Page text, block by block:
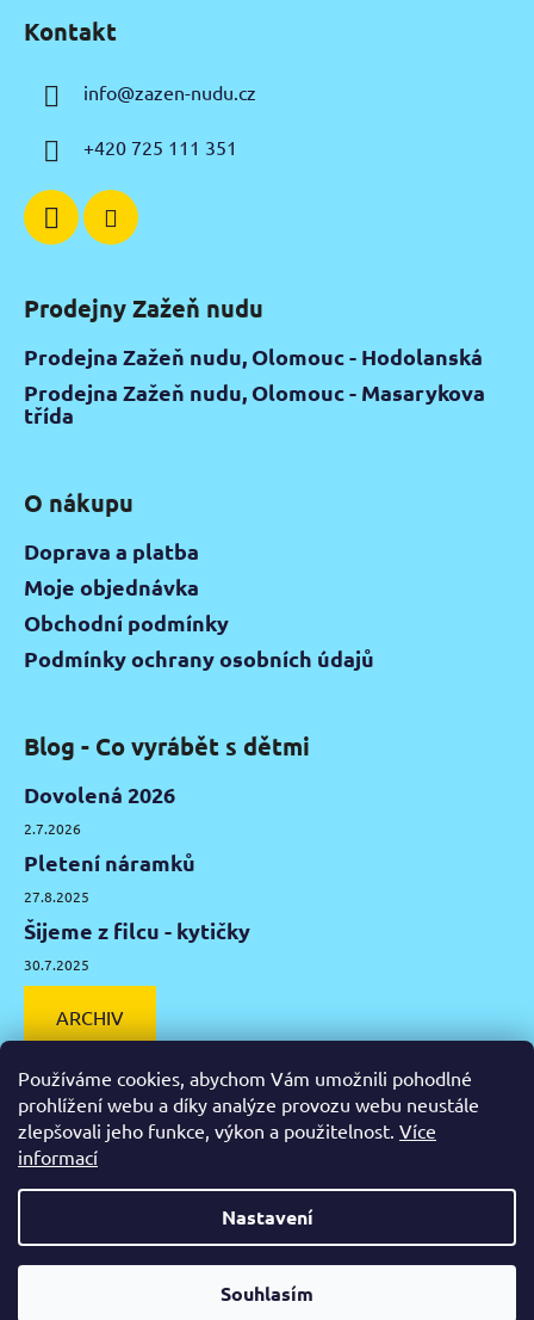
Používáme cookies, abychom Vám umožnili pohodlné
prohlížení webu a díky analýze provozu webu neustále
zlepšovali jeho funkce, výkon a použitelnost. Více
informací
Nastavení
Souhlasím
Od čtvrtka 6.8. do úterý 11.8. máme mimořádně zavřeno.
Kontakt
info@zazen-nudu.cz
+420 725 111 351
Prodejny Zažeň nudu
Prodejna Zažeň nudu, Olomouc - Hodolanská
Prodejna Zažeň nudu, Olomouc - Masarykova
třída
O nákupu
Doprava a platba
Moje objednávka
Obchodní podmínky
Podmínky ochrany osobních údajů
Blog - Co vyrábět s dětmi
Dovolená 2026
2.7.2026
Pletení náramků
27.8.2025
Šijeme z filcu - kytičky
30.7.2025
ARCHIV
Facebook
Vytvořil Shoptet
Zažeň nudu. Všechna práva vyhrazena.